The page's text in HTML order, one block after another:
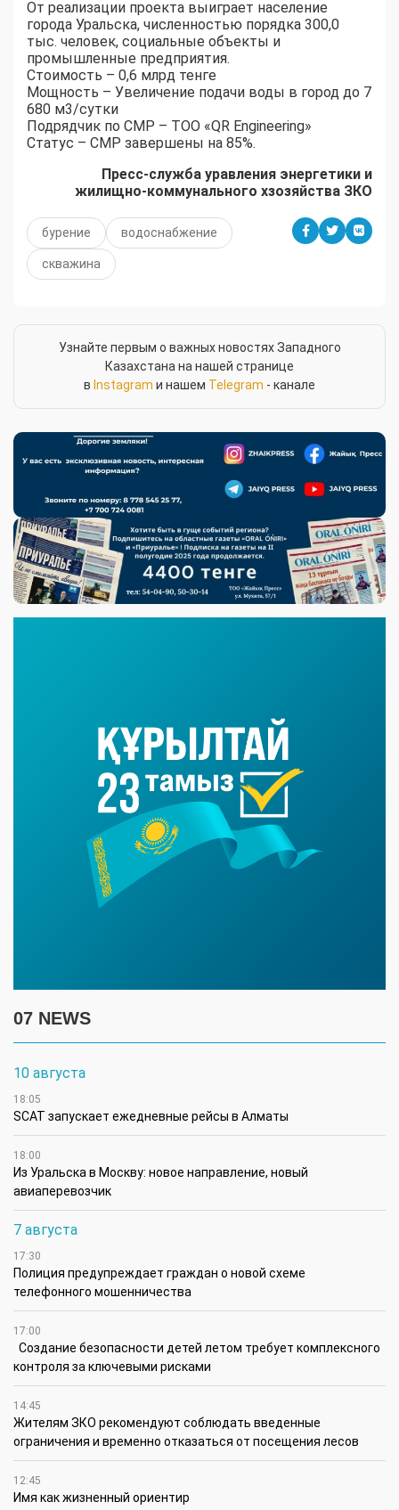
От реализации проекта выиграет население
города Уральска, численностью порядка 300,0
тыс. человек, социальные объекты и
промышленные предприятия.
Стоимость – 0,6 млрд тенге
Мощность – Увеличение подачи воды в город до 7
680 м3/сутки
Подрядчик по СМР – ТОО «QR Engineering»
Статус – СМР завершены на 85%.
Пресс-служба уравления энергетики и
жилищно-коммунального хзозяйства ЗКО
бурение водоснабжение
скважина
Узнайте первым о важных новостях Западного
Казахстана на нашей странице
в Instagram и нашем Telegram - канале
07 NEWS
10 августа
18:05
SCAT запускает ежедневные рейсы в Алматы
18:00
Из Уральска в Москву: новое направление, новый
авиаперевозчик
7 августа
17:30
Полиция предупреждает граждан о новой схеме
телефонного мошенничества
17:00
Создание безопасности детей летом требует комплексного
контроля за ключевыми рисками
14:45
Жителям ЗКО рекомендуют соблюдать введенные
ограничения и временно отказаться от посещения лесов
12:45
Имя как жизненный ориентир